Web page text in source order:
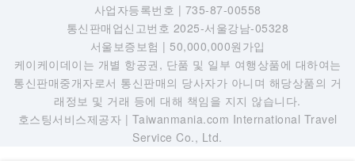
사업자등록번호 | 735-87-00558
통신판매업신고번호 2025-서울강남-05328
서울보증보험 | 50,000,000원가입
케이케이데이는 개별 항공권, 단품 및 일부 여행상품에 대하여는
통신판매중개자로서 통신판매의 당사자가 아니며 해당상품의 거
래정보 및 거래 등에 대해 책임을 지지 않습니다.
호스팅서비스제공자 | Taiwanmania.com International Travel
Service Co., Ltd.